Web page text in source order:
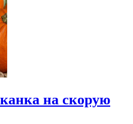
на скорую